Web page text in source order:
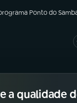
Ponto do
a qualidade